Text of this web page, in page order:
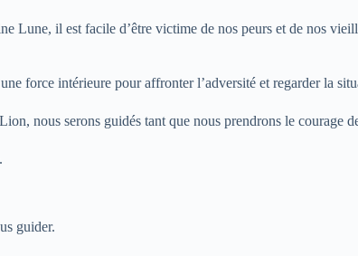
Lune, il est facile d’être victime de nos peurs et de nos
force intérieure pour affronter l’adversité et regarder la
nous serons guidés tant que nous prendrons le courage
guider.